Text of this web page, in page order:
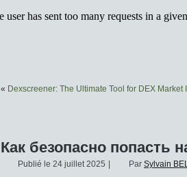
« Dexscreener: The Ultimate Tool for DEX Market
Как безопасно попасть
Publié le 24 juillet 2025 Par Sylvain